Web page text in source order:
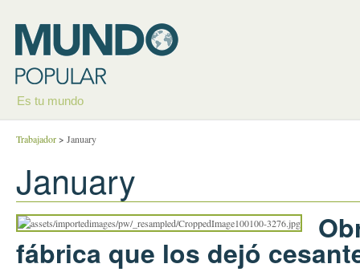
Es tu mundo
Trabajador> January
January
fábrica que los dejó